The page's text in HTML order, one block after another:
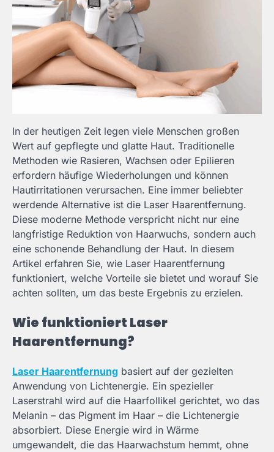
In der heutigen Zeit legen viele Menschen großen
Wert auf gepflegte und glatte Haut. Traditionelle
Methoden wie Rasieren, Wachsen oder Epilieren
erfordern häufige Wiederholungen und können
Hautirritationen verursachen. Eine immer beliebter
werdende Alternative ist die Laser Haarentfernung.
Diese moderne Methode verspricht nicht nur eine
langfristige Reduktion von Haarwuchs, sondern auch
eine schonende Behandlung der Haut. In diesem
Artikel erfahren Sie, wie Laser Haarentfernung
funktioniert, welche Vorteile sie bietet und worauf Sie
achten sollten, um das beste Ergebnis zu erzielen.
Wie funktioniert Laser
Haarentfernung?
Laser Haarentfernung basiert auf der gezielten
Anwendung von Lichtenergie. Ein spezieller
Laserstrahl wird auf die Haarfollikel gerichtet, wo das
Melanin – das Pigment im Haar – die Lichtenergie
absorbiert. Diese Energie wird in Wärme
umgewandelt, die das Haarwachstum hemmt, ohne